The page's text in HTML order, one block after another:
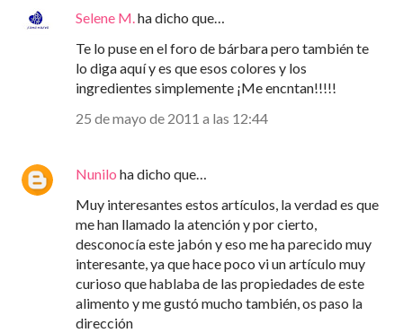
Selene M.ha dicho que…
Te lo puse en el foro de bárbara pero también te
lo diga aquí y es que esos colores y los
ingredientes simplemente ¡Me encntan!!!!!
25 de mayo de 2011 a las 12:44
Nunilo ha dicho que…
Muy interesantes estos artículos, la verdad es que
me han llamado la atención y por cierto,
desconocía este jabón y eso me ha parecido muy
interesante, ya que hace poco vi un artículo muy
curioso que hablaba de las propiedades de este
alimento y me gustó mucho también, os paso la
dirección